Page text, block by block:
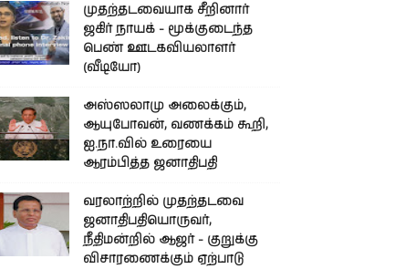
முதற்தடவையாக சீறினார்
ஜகிர் நாயக் - மூக்குடைந்த
பெண் ஊடகவியலாளர்
(வீடியோ)
அஸ்ஸலாமு அலைக்கும்,
ஆயுபோவன், வணக்கம் கூறி,
ஐ.நா.வில் உரையை
ஆரம்பித்த ஜனாதிபதி
வரலாற்றில் முதற்தடவை
ஜனாதிபதியொருவர்,
நீதிமன்றில் ஆஜர் - குறுக்கு
விசாரணைக்கும் ஏற்பாடு